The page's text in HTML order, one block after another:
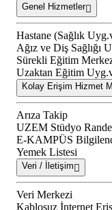
Genel Hizmetler
Hastane (Sağlık
Ağız ve Diş Sağlığı
Sürekli Eğitim
Uzaktan Eğitim
Kolay Erişim Hizmet
Arıza Takip
UZEM Stüdyo
E-KAMPÜS
Yemek Listesi
Veri / İletişim
Veri Merkezi
Kablosuz İnternet